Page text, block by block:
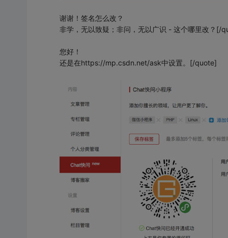
谢谢！签名怎么改？
非学，无以致疑；非问，无以广识 - 这个哪里改？[/
您好！
还是在https://mp.csdn.net/ask中设置。[/quote]